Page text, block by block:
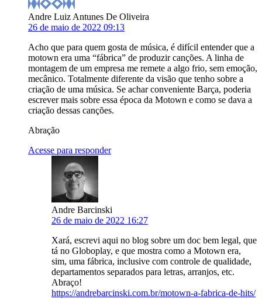
Andre Luiz Antunes De Oliveira
26 de maio de 2022 09:13
Acho que para quem gosta de música, é difícil entender que a
motown era uma “fábrica” de produzir canções. A linha de
montagem de um empresa me remete a algo frio, sem emoção,
mecânico. Totalmente diferente da visão que tenho sobre a
criação de uma música. Se achar conveniente Barça, poderia
escrever mais sobre essa época da Motown e como se dava a
criação dessas canções.
Abração
Acesse para responder
Andre Barcinski
26 de maio de 2022 16:27
Xará, escrevi aqui no blog sobre um doc bem legal, que
tá no Globoplay, e que mostra como a Motown era,
sim, uma fábrica, inclusive com controle de qualidade,
departamentos separados para letras, arranjos, etc.
Abraço!
https://andrebarcinski.com.br/motown-a-fabrica-de-hits/